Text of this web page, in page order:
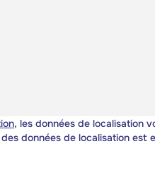
, les données de localisation
données de localisation est